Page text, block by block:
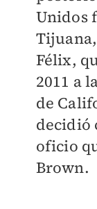
Unidos
Félix,
2011 a
de
decidió
oficio
Brown.